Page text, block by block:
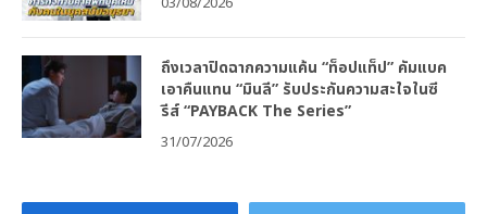
ถึงเวลาปิดฉากความแค้น “ท็อปแท็ป” คัมแบค
เอาคืนแทน “มินลี” รับประกันความสะใจในซี
รีส์ “PAYBACK The Series”
31/07/2026